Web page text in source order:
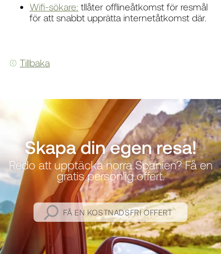
Wifi-sökare: tllåter offlineåtkomst för resmål
för att snabbt upprätta internetåtkomst där.
Tillbaka
Skapa din egen resa!
Redo att upptäcka norra Spanien? Få en
gratis personlig offert.
FÅ EN KOSTNADSFRI OFFERT